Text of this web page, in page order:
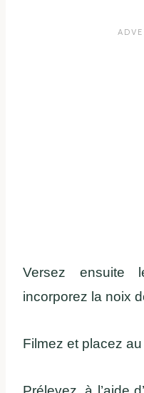
Versez ensuite
incorporez la noix
Filmez et placez